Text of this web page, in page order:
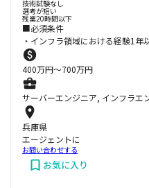
技術試験なし
選考が短い
残業20時間以下
■必須条件
・インフラ領域における経験1年
400万円〜700万円
サーバーエンジニア, インフラエ
兵庫県
エージェントに
お問い合わせする
お気に入り